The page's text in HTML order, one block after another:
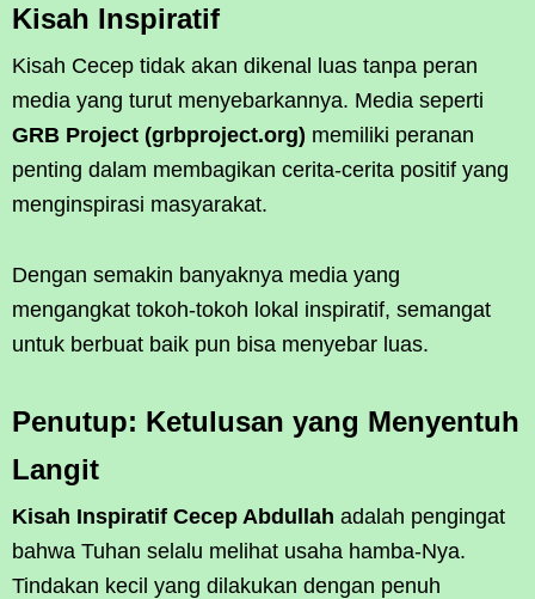
Kisah Inspiratif
Kisah Cecep tidak akan dikenal luas tanpa peran
media yang turut menyebarkannya. Media seperti
GRB Project (grbproject.org) memiliki peranan
penting dalam membagikan cerita-cerita positif yang
menginspirasi masyarakat.
Dengan semakin banyaknya media yang
mengangkat tokoh-tokoh lokal inspiratif, semangat
untuk berbuat baik pun bisa menyebar luas.
Penutup: Ketulusan yang Menyentuh
Langit
Kisah Inspiratif Cecep Abdullah adalah pengingat
bahwa Tuhan selalu melihat usaha hamba-Nya.
Tindakan kecil yang dilakukan dengan penuh